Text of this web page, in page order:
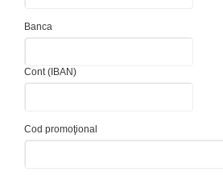
Banca
Cont (IBAN)
Cod promoţional